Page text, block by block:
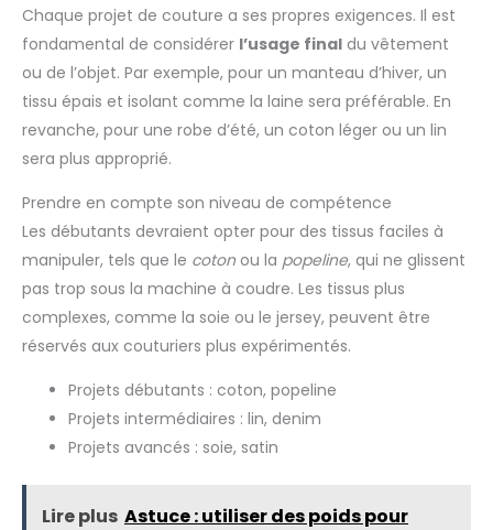
Chaque projet de couture a ses propres exigences. Il est
fondamental de considérer l’usage final du vêtement
ou de l’objet. Par exemple, pour un manteau d’hiver, un
tissu épais et isolant comme la laine sera préférable. En
revanche, pour une robe d’été, un coton léger ou un lin
sera plus approprié.
Prendre en compte son niveau de compétence
Les débutants devraient opter pour des tissus faciles à
manipuler, tels que le cotonou la popeline, qui ne glissent
pas trop sous la machine à coudre. Les tissus plus
complexes, comme la soie ou le jersey, peuvent être
réservés aux couturiers plus expérimentés.
Projets débutants : coton, popeline
Projets intermédiaires : lin, denim
Projets avancés : soie, satin
Lire plus Astuce : utiliser des poids pour